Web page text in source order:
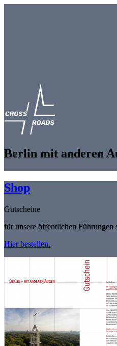
Berlin mit anderen
Shop
Gutscheine
für unsere öffentlichen Führungen
Hier bestellen.